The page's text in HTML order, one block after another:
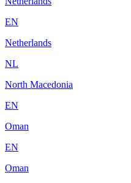
EN
Netherlands
NL
North Macedonia
EN
Oman
EN
Oman